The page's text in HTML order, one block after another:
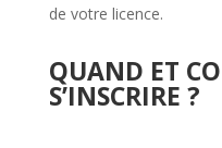
de votre licence.
QUAND ET
S’INSCRIRE ?